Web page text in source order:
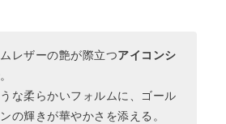
レザーの艶が際立つアイコンシ
。
な柔らかいフォルムに、ゴール
の輝きが華やかさを添える。